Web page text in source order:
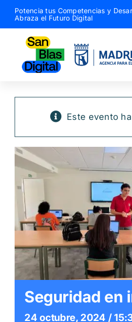
Saltar
contenido
Potencia tus Competencias y
Abraza el Futuro Digital
Quiénes somos
¿Qué hacemos?
Actividades
Itinerarios
Mediateca
Buscar:
Este evento
Seguridad en
24 octubre, 2024 /